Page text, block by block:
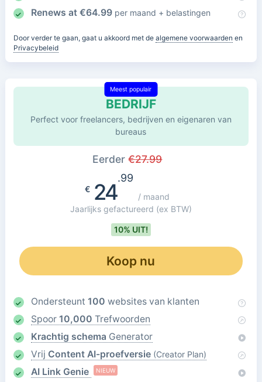
Renews at €64.99 per maand + belastingen
Door verder te gaan, gaat u akkoord met de algemene voorwaarden en
Privacybeleid
BEDRIJF
Meest populair
Perfect voor freelancers, bedrijven en eigenaren van
bureaus
Eerder€27.99
€24
.99
/ maand
Jaarlijks gefactureerd (ex BTW)
10% UIT!
Koop nu
Ondersteunt 100 websites van klanten
Spoor 10,000 Trefwoorden
Krachtig schema Generator
Vrij Content AI-proefversie (Creator Plan)
AI Link Genie NIEUW